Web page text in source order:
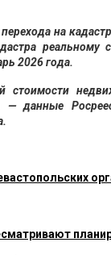
на
2026 года.
стоимости
— данные